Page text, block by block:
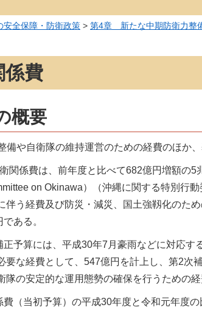
全保障・防衛政策 > 第4章 新たな中期防衛力整
費
概要
備や自衛隊の維持運営のための経費のほか
関係費は、前年度と比べて682億円増額の5
on Okinawa）（沖縄に関する特別行
伴う経費及び防災・減災、国土強靱化のた
ある。
正予算には、平成30年7月豪雨などに対応
要な経費として、547億円を計上し、第2次
隊の安定的な運用態勢の確保を行うための
（当初予算）の平成30年度と令和元年度の